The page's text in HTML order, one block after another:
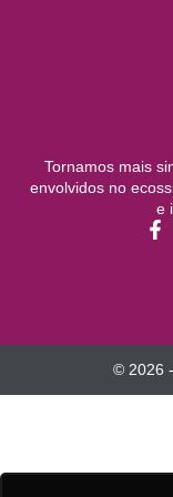
Tornamos mais
envolvidos no
e
© 2026